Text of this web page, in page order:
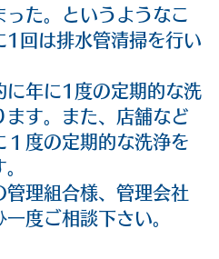
た。というようなこ
1回は排水管清掃を行い
に年に1度の定期的な洗
す。また、店舗など
１度の定期的な洗浄を
理組合様、管理会社
度ご相談下さい。